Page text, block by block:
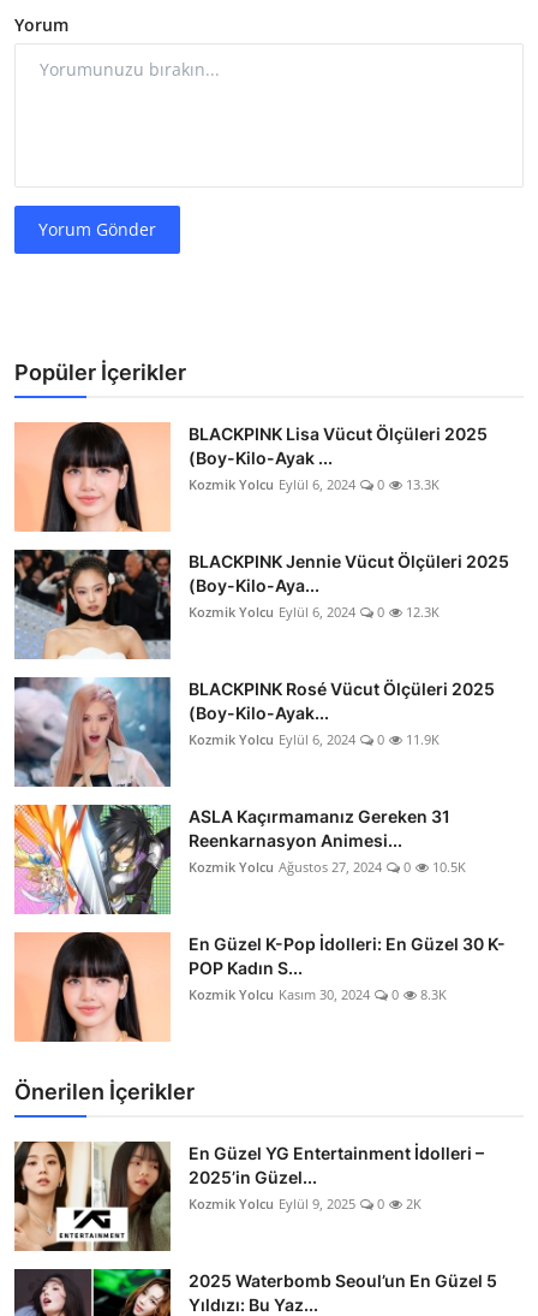
Yorum
Yorum Gönder
Popüler İçerikler
BLACKPINK Lisa Vücut Ölçüleri 2025
(Boy-Kilo-Ayak ...
Kozmik Yolcu Eylül 6, 2024 0 13.3K
BLACKPINK Jennie Vücut Ölçüleri 2025
(Boy-Kilo-Aya...
Kozmik Yolcu Eylül 6, 2024 0 12.3K
BLACKPINK Rosé Vücut Ölçüleri 2025
(Boy-Kilo-Ayak...
Kozmik Yolcu Eylül 6, 2024 0 11.9K
ASLA Kaçırmamanız Gereken 31
Reenkarnasyon Animesi...
Kozmik Yolcu Ağustos 27, 2024 0 10.5K
En Güzel K-Pop İdolleri: En Güzel 30 K-
POP Kadın S...
Kozmik Yolcu Kasım 30, 2024 0 8.3K
Önerilen İçerikler
En Güzel YG Entertainment İdolleri –
2025’in Güzel...
Kozmik Yolcu Eylül 9, 2025 0 2K
2025 Waterbomb Seoul’un En Güzel 5
Yıldızı: Bu Yaz...